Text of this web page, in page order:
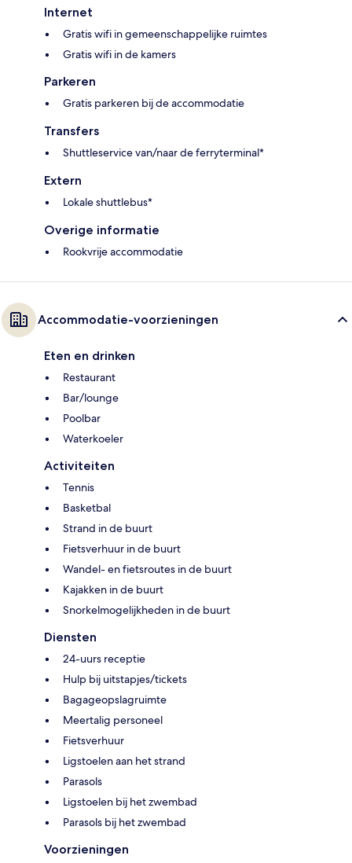
Internet
Gratis wifi in gemeenschappelijke ruimtes
Gratis wifi in de kamers
Parkeren
Gratis parkeren bij de accommodatie
Transfers
Shuttleservice van/naar de ferryterminal*
Extern
Lokale shuttlebus*
Overige informatie
Rookvrije accommodatie
Accommodatie-voorzieningen
Eten en drinken
Restaurant
Bar/lounge
Poolbar
Waterkoeler
Activiteiten
Tennis
Basketbal
Strand in de buurt
Fietsverhuur in de buurt
Wandel- en fietsroutes in de buurt
Kajakken in de buurt
Snorkelmogelijkheden in de buurt
Diensten
24-uurs receptie
Hulp bij uitstapjes/tickets
Bagageopslagruimte
Meertalig personeel
Fietsverhuur
Ligstoelen aan het strand
Parasols
Ligstoelen bij het zwembad
Parasols bij het zwembad
Voorzieningen